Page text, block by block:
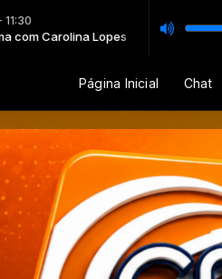
11:30
com Carolina Lopes Cajuru
Página Inicial Chat